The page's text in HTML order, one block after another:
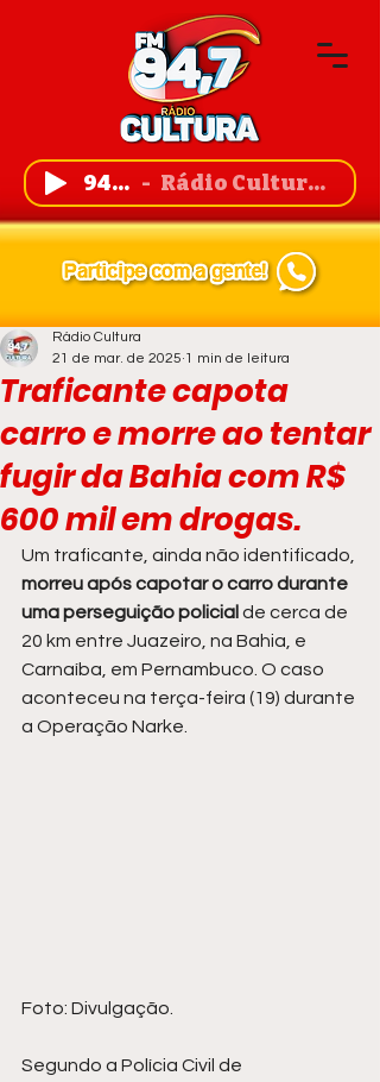
94,7 FM Rádio Cultura de Guanambi
Traficante capota
carro e morre ao tentar
fugir da Bahia com R$
600 mil em drogas.
Rádio Cultura
21 de mar. de 2025 1 min de leitura
Um traficante, ainda não identificado,
morreu após capotar o carro durante
uma perseguição policial de cerca de
20 km entre Juazeiro, na Bahia, e
Carnaíba, em Pernambuco. O caso
aconteceu na terça-feira (19) durante
a Operação Narke.
Foto: Divulgação.
Segundo a Polícia Civil de